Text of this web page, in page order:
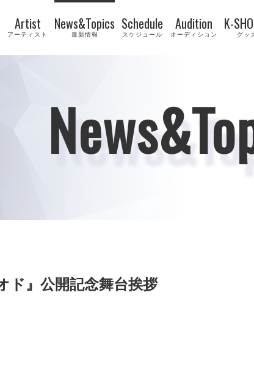
Artist
アーティスト
News&Topics
最新情報
Schedule
スケジュール
Audition
オーディション
K-
グッ
ド』公開記念舞台挨拶